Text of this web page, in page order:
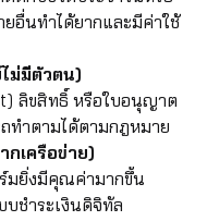
อื่นทำได้ยากและมีค่าใช้
ม่มีตัวตน)
ลิขสิทธิ์ หรือใบอนุญาต
ทำตามได้ตามกฎหมาย
เครือข่าย)
มยิ่งมีคุณค่ามากขึ้น
บชำระเงินดิจิทัล